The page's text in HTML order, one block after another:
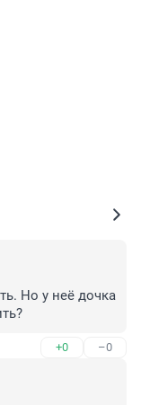
Но у неё дочка
+0 –0